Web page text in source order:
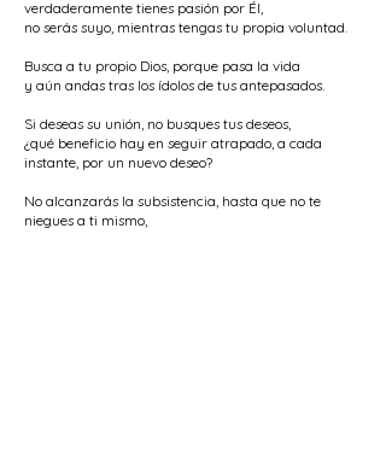
verdaderamente tienes pasión por Él,
no serás suyo, mientras tengas tu propia voluntad.
Busca a tu propio Dios, porque pasa la vida
y aún andas tras los ídolos de tus antepasados.
Si deseas su unión, no busques tus deseos,
¿qué beneficio hay en seguir atrapado, a cada
instante, por un nuevo deseo?
No alcanzarás la subsistencia, hasta que no te
niegues a ti mismo,